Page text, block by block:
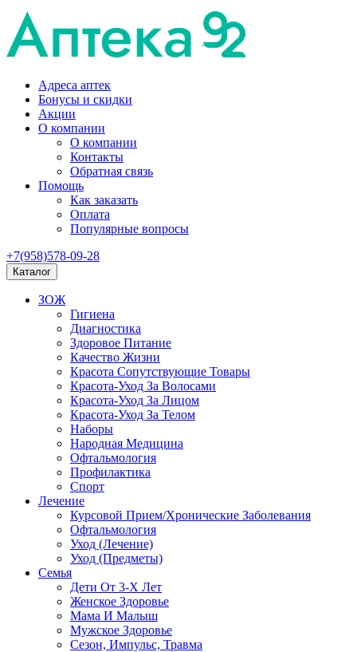
Адреса аптек
Бонусы и скидки
Акции
О компании
О компании
Контакты
Обратная связь
Помощь
Как заказать
Оплата
Популярные вопросы
+7(958)578-09-28
Каталог
ЗОЖ
Гигиена
Диагностика
Здоровое Питание
Качество Жизни
Красота Сопутствующие Товары
Красота-Уход За Волосами
Красота-Уход За Лицом
Красота-Уход За Телом
Наборы
Народная Медицина
Офтальмология
Профилактика
Спорт
Лечение
Курсовой Прием/Хронические Заболевания
Офтальмология
Уход (Лечение)
Уход (Предметы)
Семья
Дети От 3-Х Лет
Женское Здоровье
Мама И Малыш
Мужское Здоровье
Сезон, Импульс, Травма